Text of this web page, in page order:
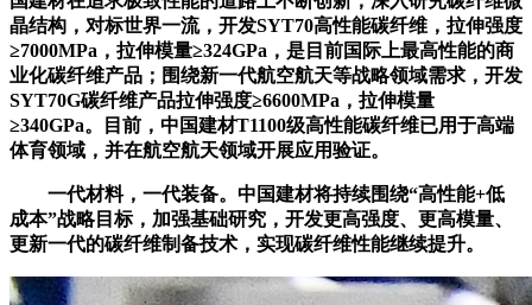
晶结构，对标世界一流，开发SYT70高性能碳纤维，拉伸强度
≥7000MPa，拉伸模量≥324GPa，是目前国际上最高性能的商
业化碳纤维产品；围绕新一代航空航天等战略领域需求，开发
SYT70G碳纤维产品拉伸强度≥6600MPa，拉伸模量
≥340GPa。目前，中国建材T1100级高性能碳纤维已用于高端
体育领域，并在航空航天领域开展应用验证。
一代材料，一代装备。中国建材将持续围绕“高性能+低
成本”战略目标，加强基础研究，开发更高强度、更高模量、
更新一代的碳纤维制备技术，实现碳纤维性能继续提升。